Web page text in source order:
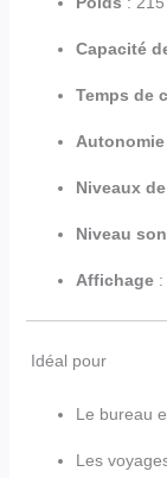
Capacité
Temps de
Autonomie
Niveaux
Niveau
Affichage:
Idéal pour
Le bureau
Les